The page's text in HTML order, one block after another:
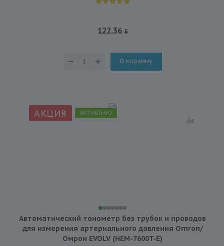
122.36
В корзину
АКЦИЯ АКТУАЛЬНО
Автоматический тонометр без трубок и проводов
для измерения артериального давления Omron/
Омрон EVOLV (HEM-7600T-E)